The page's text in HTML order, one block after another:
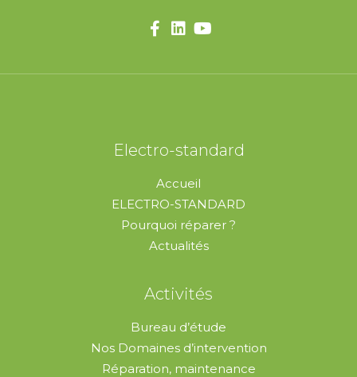
Electro-standard
Accueil
ELECTRO-STANDARD
Pourquoi réparer ?
Actualités
Activités
Bureau d’étude
Nos Domaines d’intervention
Réparation, maintenance